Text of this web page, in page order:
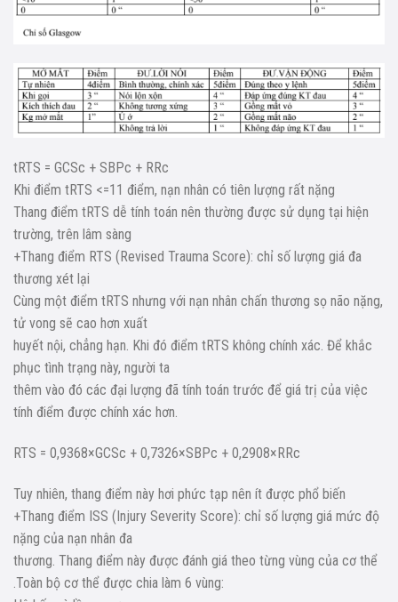
tRTS = GCSc + SBPc + RRc
Khi điểm tRTS <=11 điểm, nạn nhân có tiên lượng rất nặng
Thang điểm tRTS dễ tính toán nên thường được sử dụng tại hiện
trường, trên lâm sàng
+Thang điểm RTS (Revised Trauma Score): chỉ số lượng giá đa
thương xét lại
Cùng một điểm tRTS nhưng với nạn nhân chấn thương sọ não nặng,
tử vong sẽ cao hơn xuất
huyết nội, chẳng hạn. Khi đó điểm tRTS không chính xác. Để khắc
phục tình trạng này, người ta
thêm vào đó các đại lượng đã tính toán trước để giá trị của việc
tính điểm được chính xác hơn.
RTS = 0,9368×GCSc + 0,7326×SBPc + 0,2908×RRc
Tuy nhiên, thang điểm này hơi phức tạp nên ít được phổ biến
+Thang điểm ISS (Injury Severity Score): chỉ số lượng giá mức độ
nặng của nạn nhân đa
thương. Thang điểm này được đánh giá theo từng vùng của cơ thể
.Toàn bộ cơ thể được chia làm 6 vùng: